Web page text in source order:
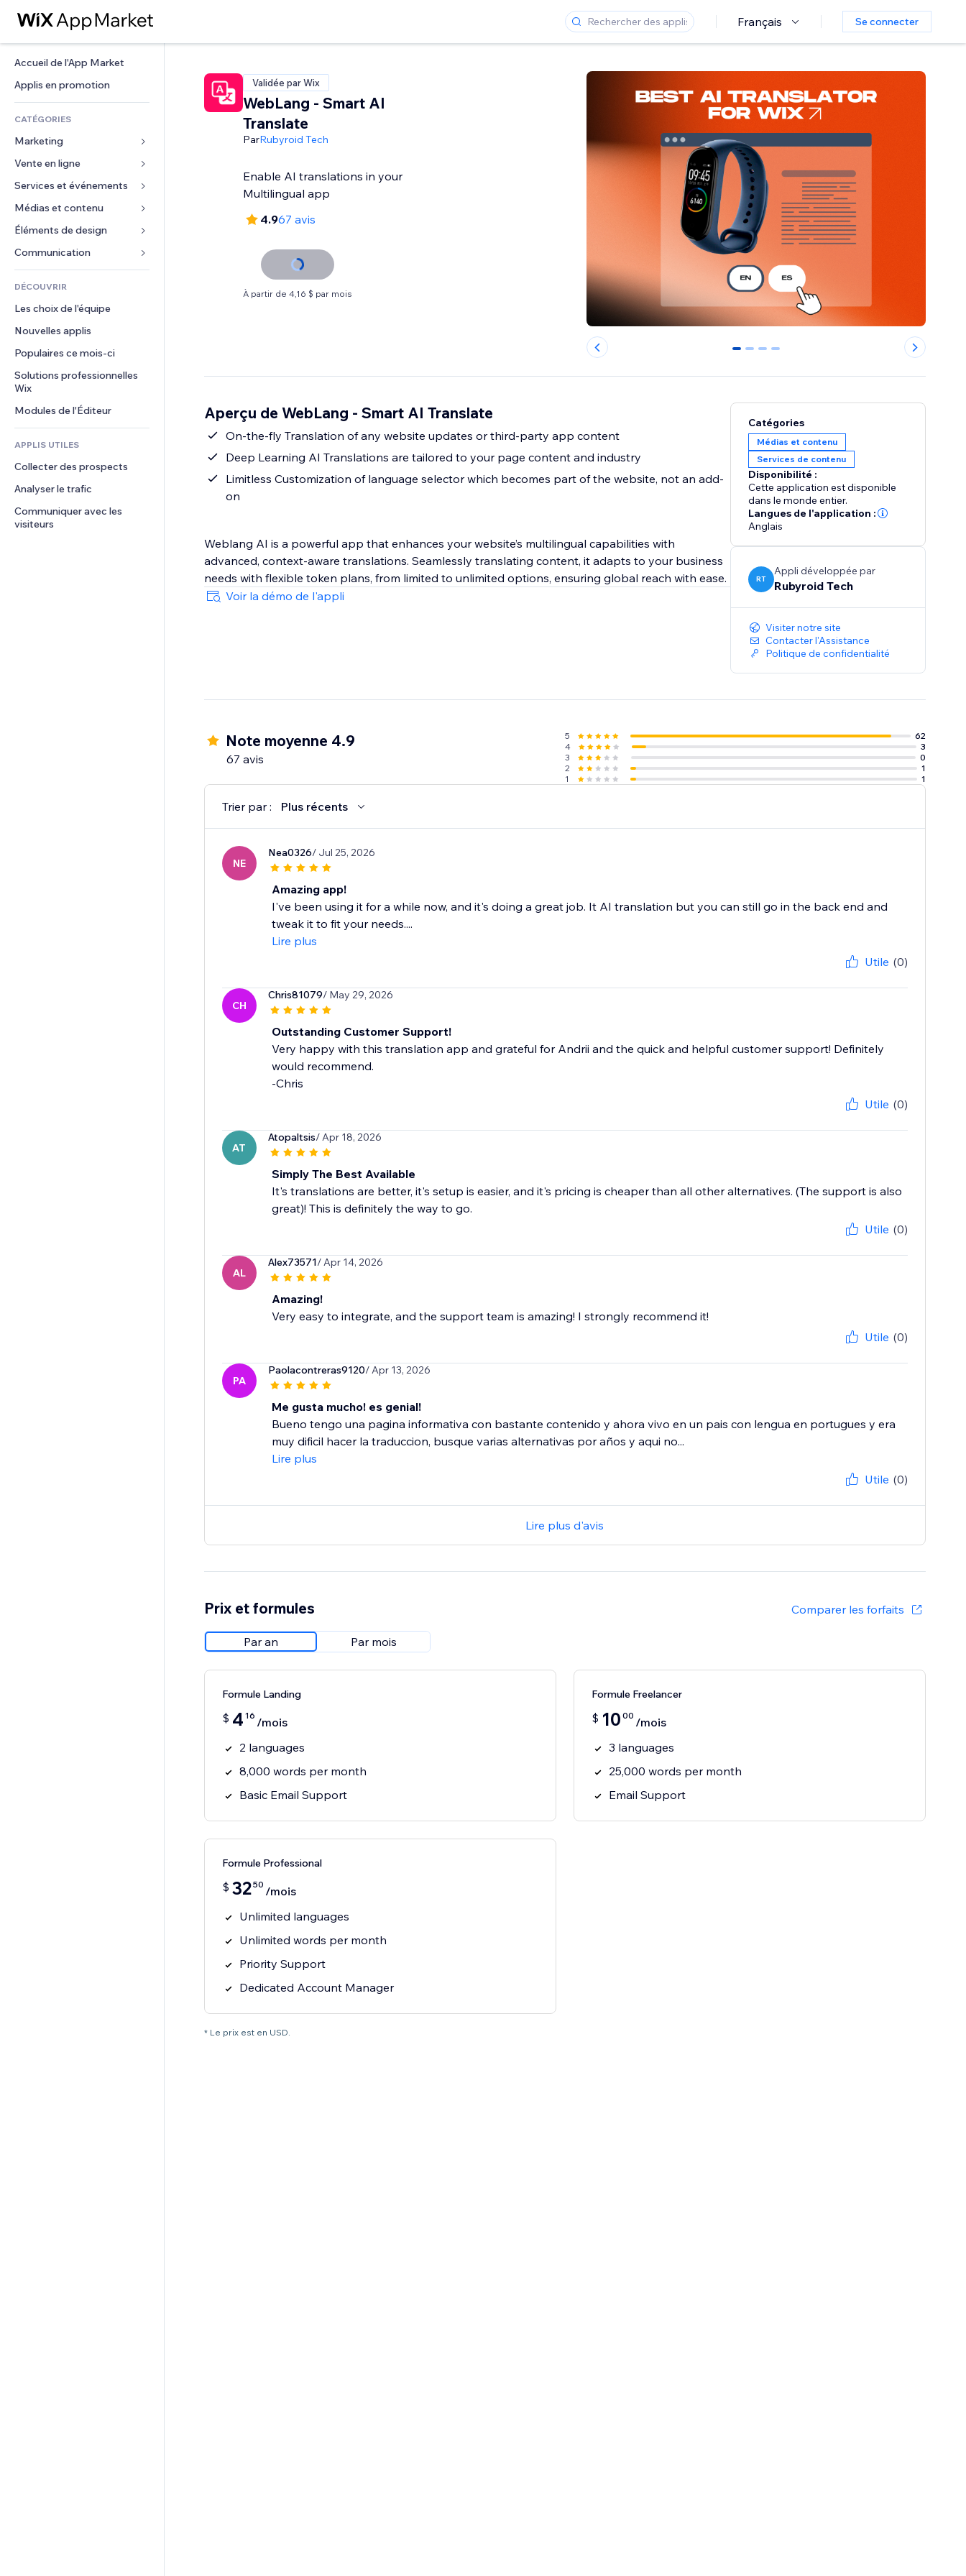
Français Se connecter
Accueil de l'App Market
Applis en promotion
CATÉGORIES
Marketing
Publicités
Mobile
Données analytiques
Réseaux sociaux
Classement de sites
E-mail
Vente en ligne
Applis pour les boutiques
Expédition et livraison
Boutons Vente
Comptabilité
Coupons et fidélisation
Solutions d'entreposage
Financement participatif
Alimentation et boissons
Services et événements
Hôtels
Événements
Restaurants
Immobilier
Réservations
Médias et contenu
Galerie
Musique
Podcasts
Photographie
Vidéo
PDF
Partage de fichiers
Actualités
Services de contenu
Effets de texte
Éléments de design
Cartes et navigation
Confidentialité
Horloge
Modèles de pages
Effets sur images
Boutons et menus
Bannières et badges
Calculateurs
Rechercher
Formulaires
Sondages
Chat
Commentaires
Téléphone
Communauté
Avis et commentaires
DÉCOUVRIR
Les choix de l'équipe
Nouvelles applis
Populaires ce mois‑ci
Solutions professionnelles
Wix
Modules de l'Éditeur
APPLIS UTILES
Collecter des prospects
Analyser le trafic
Communiquer avec les
visiteurs
Validée par Wix
WebLang - Smart AI
Translate
ParRubyroid Tech
Enable AI translations in your
Multilingual app
4.967 avis
À partir de 4,16 $ par mois
0 1 2 3
Aperçu de WebLang - Smart AI Translate
On-the-fly Translation of any website updates or third-party app content
Deep Learning AI Translations are tailored to your page content and industry
Limitless Customization of language selector which becomes part of the website, not an add-
on
Weblang AI is a powerful app that enhances your website’s multilingual capabilities with
advanced, context-aware translations. Seamlessly translating content, it adapts to your business
needs with flexible token plans, from limited to unlimited options, ensuring global reach with ease.
Voir la démo de l'appli
Catégories
Médias et contenu
Services de contenu
Disponibilité :
Cette application est disponible
dans le monde entier.
Langues de l'application :
Anglais
RT
Appli développée par
Rubyroid Tech
Visiter notre site
Contacter l'Assistance
Politique de confidentialité
Note moyenne 4.9
67 avis
5
62
4
3
3
0
2
1
1
1
Trier par : Plus récents
NE
Nea0326/ Jul 25, 2026
Amazing app!
I've been using it for a while now, and it's doing a great job. It AI translation but you can still go in the back end and
tweak it to fit your needs....
Lire plus
Utile (0)
CH
Chris81079/ May 29, 2026
Outstanding Customer Support!
Very happy with this translation app and grateful for Andrii and the quick and helpful customer support! Definitely
would recommend.
-Chris
Utile (0)
AT
Atopaltsis/ Apr 18, 2026
Simply The Best Available
It's translations are better, it's setup is easier, and it's pricing is cheaper than all other alternatives. (The support is also
great)! This is definitely the way to go.
Utile (0)
AL
Alex73571/ Apr 14, 2026
Amazing!
Very easy to integrate, and the support team is amazing! I strongly recommend it!
Utile (0)
PA
Paolacontreras9120/ Apr 13, 2026
Me gusta mucho! es genial!
Bueno tengo una pagina informativa con bastante contenido y ahora vivo en un pais con lengua en portugues y era
muy dificil hacer la traduccion, busque varias alternativas por años y aqui no...
Lire plus
Utile (0)
Lire plus d'avis
Prix et formules Comparer les forfaits
Par an Par mois
Formule Landing
$ 4 16 /mois
2 languages
8,000 words per month
Basic Email Support
Formule Freelancer
$ 10 00 /mois
3 languages
25,000 words per month
Email Support
Formule Professional
$ 3250 /mois
Unlimited languages
Unlimited words per month
Priority Support
Dedicated Account Manager
* Le prix est en USD.